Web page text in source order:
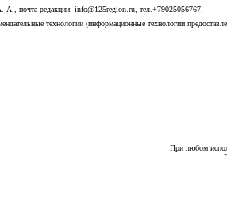
почта редакции: info@125region.ru, тел.+79025056767.
технологии (информационные технологии
При любом